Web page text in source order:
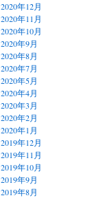
2020年12月
2020年11月
2020年10月
2020年9月
2020年8月
2020年7月
2020年5月
2020年4月
2020年3月
2020年2月
2020年1月
2019年12月
2019年11月
2019年10月
2019年9月
2019年8月